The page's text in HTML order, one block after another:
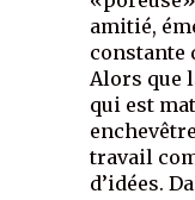
amitié,
constante
Alors que
qui est
travail
d’idées.